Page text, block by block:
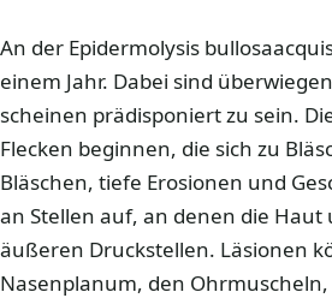
An der Epidermolysis
einem Jahr. Dabei sind
scheinen prädisponiert zu sein.
Flecken beginnen, die sich zu
Bläschen, tiefe Erosionen und
an Stellen auf, an denen die
äußeren Druckstellen. Läsionen
Nasenplanum, den